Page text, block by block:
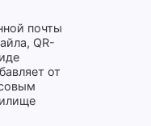
почты
QR-
от